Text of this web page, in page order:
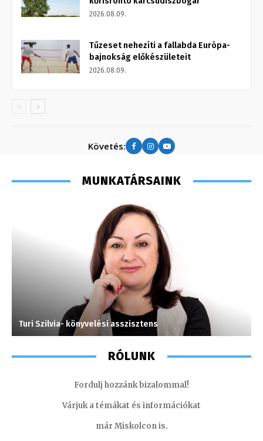
2026.08.09.
Tűzeset nehezíti a fallabda Európa-
bajnokság előkészületeit
2026.08.09.
Követés:
MUNKATÁRSAINK
Turi Szilvia- könyvelési asszisztens
RÓLUNK
Fordulj hozzánk bizalommal!
Várjuk a témákat és információkat
már Miskolcon is.